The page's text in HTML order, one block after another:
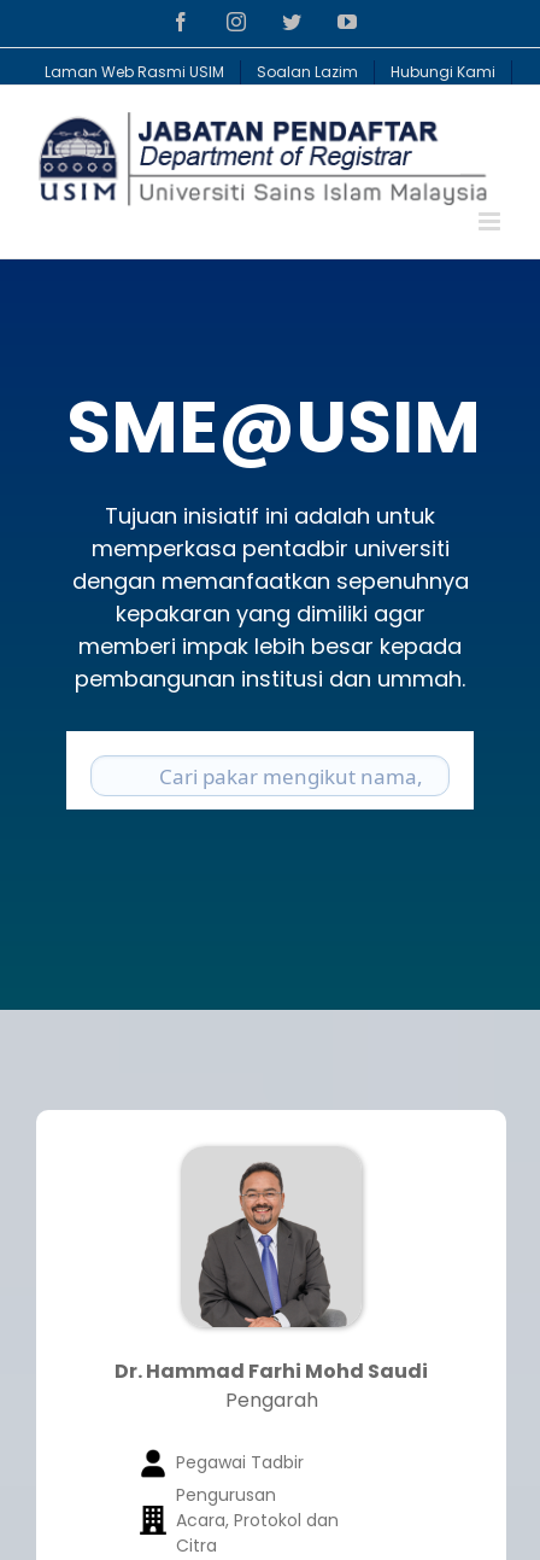
content
FacebookInstagramTwitterYouTube
Laman Web Rasmi USIM Soalan Lazim Hubungi Kami
SME@USIM
Tujuan inisiatif ini adalah untuk
memperkasa pentadbir universiti
dengan memanfaatkan sepenuhnya
kepakaran yang dimiliki agar
memberi impak lebih besar kepada
pembangunan institusi dan ummah.
Dr. Hammad Farhi Mohd Saudi
Pengarah
Pegawai Tadbir
Pengurusan
Acara, Protokol dan
Citra